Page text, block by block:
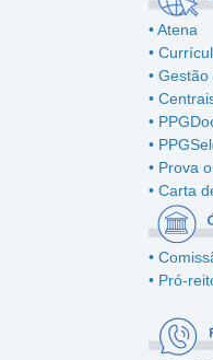
• Atena
•
•
•
•
•
• Prova
• Carta
•
• Pró-